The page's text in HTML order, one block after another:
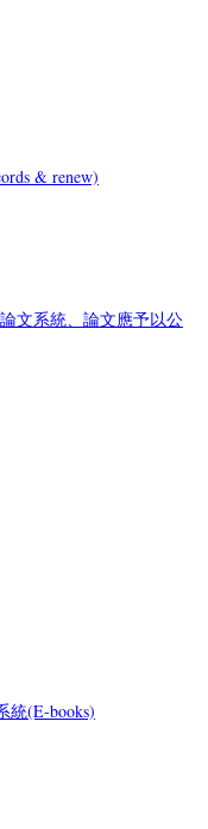
& renew)
文系統、論文應予以公
統(E-books)